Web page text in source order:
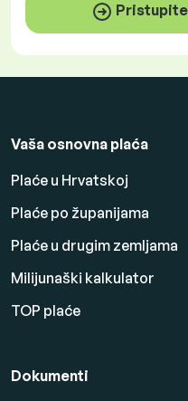
Vaša osnovna plaća
Plaće u Hrvatskoj
Plaće po županijama
Plaće u drugim zemljama
Milijunaški kalkulator
TOP plaće
Dokumenti